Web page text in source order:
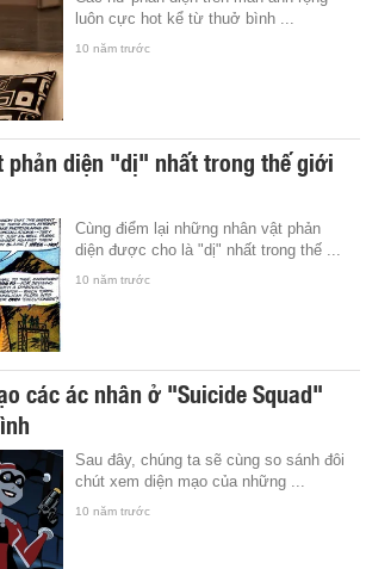
luôn cực hot kể từ thuở bình ...
10 năm trước
phản diện "dị" nhất trong thế giới
Cùng điểm lại những nhân vật phản
diện được cho là "dị" nhất trong thế ...
10 năm trước
các ác nhân ở "Suicide Squad"
Sau đây, chúng ta sẽ cùng so sánh đôi
chút xem diện mạo của những ...
10 năm trước